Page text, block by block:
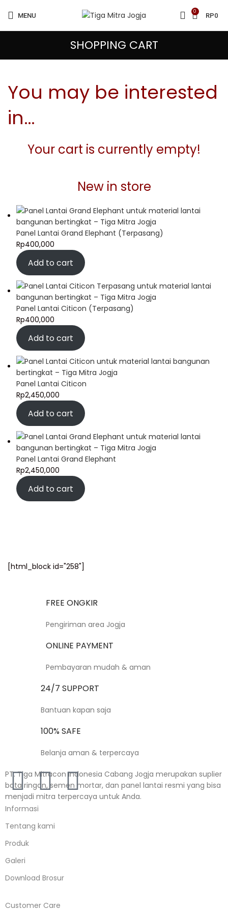
MENU
0
RP0
SHOPPING CART
You may be interested
in…
Your cart is currently empty!
New in store
Panel Lantai Grand Elephant (Terpasang)
Rp400,000
Add to cart
Panel Lantai Citicon (Terpasang)
Rp400,000
Add to cart
Panel Lantai Citicon
Rp2,450,000
Add to cart
Panel Lantai Grand Elephant
Rp2,450,000
Add to cart
[html_block id="258"]
FREE ONGKIR
Pengiriman area Jogja
ONLINE PAYMENT
Pembayaran mudah & aman
24/7 SUPPORT
Bantuan kapan saja
100% SAFE
Belanja aman & terpercaya
PT. Tiga Mitracon Indonesia Cabang Jogja merupakan suplier
bata ringan, semen mortar, dan panel lantai resmi yang bisa
menjadi mitra terpercaya untuk Anda.
Informasi
Tentang kami
Produk
Galeri
Download Brosur
Customer Care